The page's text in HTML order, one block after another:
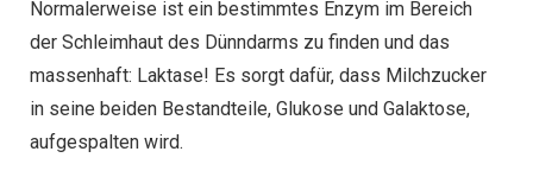
Normalerweise ist ein bestimmtes Enzym im Bereich
der Schleimhaut des Dünndarms zu finden und das
massenhaft: Laktase! Es sorgt dafür, dass Milchzucker
in seine beiden Bestandteile, Glukose und Galaktose,
aufgespalten wird.